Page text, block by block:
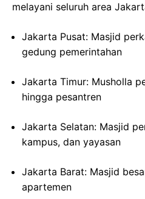
melayani seluruh area
Jakarta Pusat: Masjid
gedung pemerintahan
Jakarta Timur: Musholla
hingga pesantren
Jakarta Selatan: Masjid
kampus, dan yayasan
Jakarta Barat: Masjid
apartemen